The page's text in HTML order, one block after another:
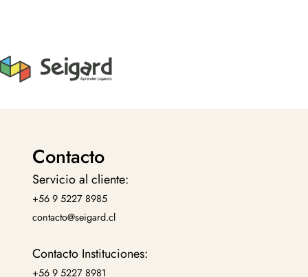
Contacto
Servicio al cliente:
+56 9 5227 8985
contacto@seigard.cl
Contacto Instituciones:
+56 9 5227 8981